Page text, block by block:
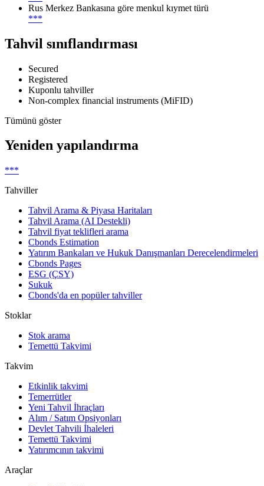
Rus Merkez Bankasına göre menkul kıymet türü
***
Tahvil sınıflandırması
Secured
Registered
Kuponlu tahviller
Non-complex financial instruments (MiFID)
Tümünü göster
Yeniden yapılandırma
***
Tahviller
Tahvil Arama & Piyasa Haritaları
Tahvil Arama (AI Destekli)
Tahvil fiyat teklifleri arama
Cbonds Estimation
Yatırım Bankaları ve Hukuk Danışmanları Derecelendirmeleri
Cbonds Pages
ESG (ÇSY)
Sukuk
Cbonds'da en popüler tahviller
Stoklar
Stok arama
Temettü Takvimi
Takvim
Etkinlik takvimi
Temerrütler
Yeni Tahvil İhraçları
Alım / Satım Opsiyonları
Devlet Tahvili İhaleleri
Temettü Takvimi
Yatırımcının takvimi
Araçlar